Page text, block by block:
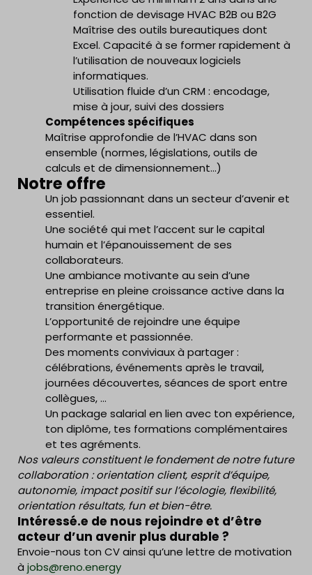
fonction de devisage HVAC B2B ou B2G
Maîtrise des outils bureautiques dont
Excel. Capacité à se former rapidement à
l’utilisation de nouveaux logiciels
informatiques.
Utilisation fluide d’un CRM : encodage,
mise à jour, suivi des dossiers
Compétences spécifiques
Maîtrise approfondie de l’HVAC dans son
ensemble (normes, législations, outils de
calculs et de dimensionnement…)
Notre offre
Un job passionnant dans un secteur d’avenir et
essentiel.
Une société qui met l’accent sur le capital
humain et l’épanouissement de ses
collaborateurs.
Une ambiance motivante au sein d’une
entreprise en pleine croissance active dans la
transition énergétique.
L’opportunité de rejoindre une équipe
performante et passionnée.
Des moments conviviaux à partager :
célébrations, événements après le travail,
journées découvertes, séances de sport entre
collègues, …
Un package salarial en lien avec ton expérience,
ton diplôme, tes formations complémentaires
et tes agréments.
Nos valeurs constituent le fondement de notre future
collaboration : orientation client, esprit d’équipe,
autonomie, impact positif sur l’écologie, flexibilité,
orientation résultats, fun et bien-être.
Intéressé.e de nous rejoindre et d’être
acteur d’un avenir plus durable ?
Envoie-nous ton CV ainsi qu’une lettre de motivation
à jobs@reno.energy